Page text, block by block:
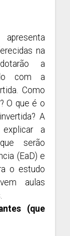
na
a
com a
Como
O que é o
A
a
serão
(EaD) e
o estudo
aulas
(que